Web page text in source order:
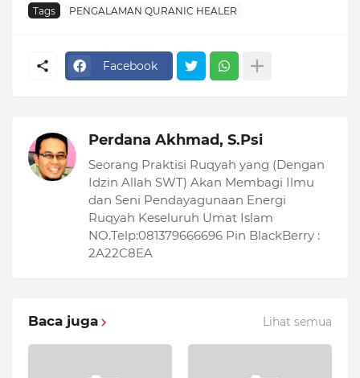
Tags PENGALAMAN QURANIC HEALER
Facebook
Perdana Akhmad, S.Psi
Seorang Praktisi Ruqyah yang (Dengan
Idzin Allah SWT) Akan Membagi Ilmu
dan Seni Pendayagunaan Energi
Ruqyah Keseluruh Umat Islam
NO.Telp:081379666696 Pin BlackBerry :
2A22C8EA
Baca juga Lihat semua